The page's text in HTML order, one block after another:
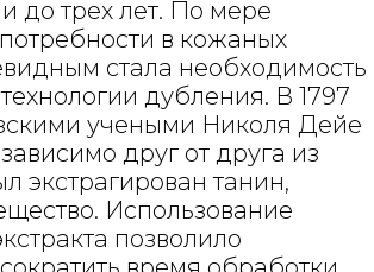
до трех лет. По мере
в кожаных
стала необходимость
дубления. В 1797
учеными Николя Дейе
друг от друга из
экстрагирован танин,
Использование
позволило